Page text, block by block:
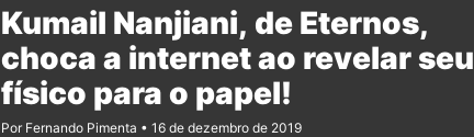
Kumail Nanjiani, de Eternos,
choca a internet ao revelar seu
físico para o papel!
Por Fernando Pimenta 16 de dezembro de 2019